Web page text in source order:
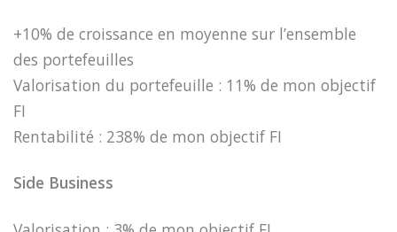
+10% de croissance en moyenne sur l’ensemble
des portefeuilles
Valorisation du portefeuille : 11% de mon objectif
FI
Rentabilité : 238% de mon objectif FI
Side Business